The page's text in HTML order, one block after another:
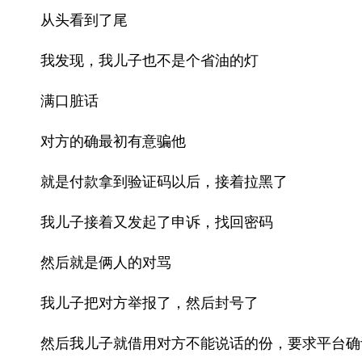
从头看到了尾
我发现，我儿子也不是个省油的灯
满口脏话
对方的确最初有意骗他
就是付款拿到验证码以后，接着拉黑了
我儿子接着又发起了申诉，找回密码
然后就是俩人的对骂
我儿子把对方举报了，然后封号了
然后我儿子就借用对方不能说话的份，要求平台